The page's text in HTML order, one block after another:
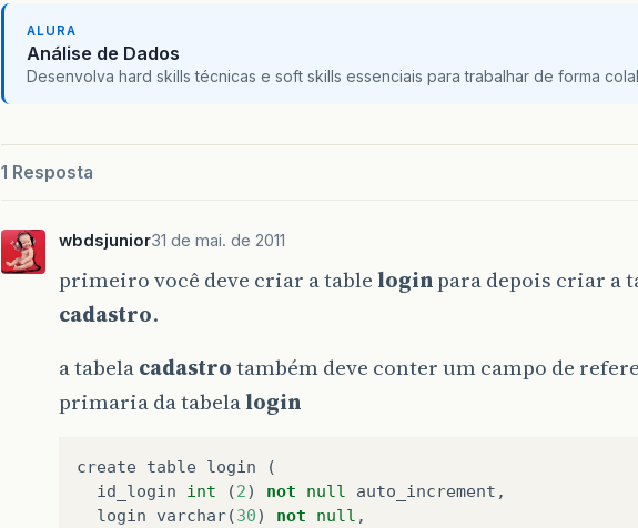
ALURA
Análise de Dados
Desenvolva hard skills técnicas e soft skills essenciais para trabalhar de forma
1 Resposta
wbdsjunior31 de mai. de 2011
primeiro você deve criar a table loginpara depois criar a
cadastro.
a tabelacadastrotambém deve conter um campo de
primaria da tabelalogin
create table login
(
id_login
int (2) not null auto_increment ,
login
varchar(30) not null ,